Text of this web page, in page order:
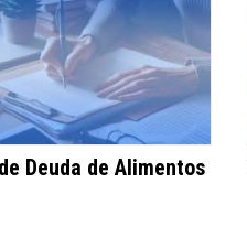
Deuda de Alimentos